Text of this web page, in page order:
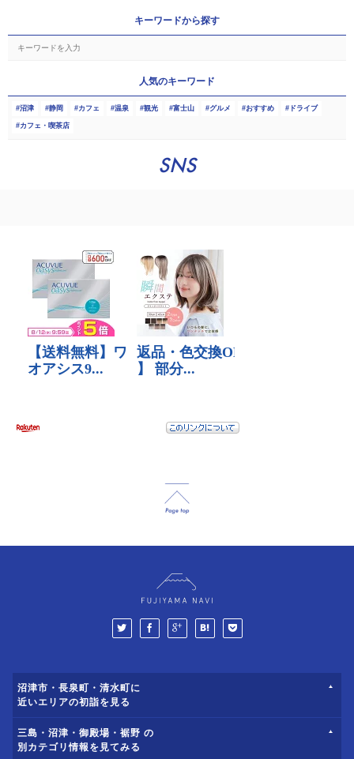
キーワードから探す
人気のキーワード
沼津 静岡 カフェ 温泉 観光 富士山 グルメ おすすめ ドライブ
カフェ・喫茶店
SNS
沼津市・長泉町・清水町に
近いエリアの初詣を見る
三島・沼津・御殿場・裾野 の
別カテゴリ情報を見てみる